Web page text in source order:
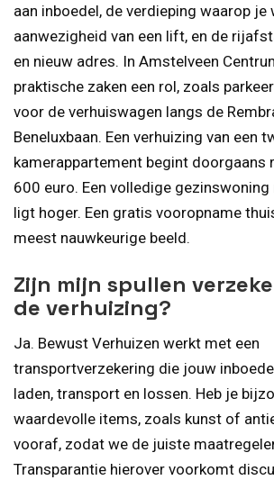
aan inboedel, de verdieping waarop je
aanwezigheid van een lift, en de
en nieuw adres. In Amstelveen
praktische zaken een rol, zoals
voor de verhuiswagen langs de
Beneluxbaan. Een verhuizing van een
kamerappartement begint doorgaans
600 euro. Een volledige
ligt hoger. Een gratis vooropname
meest nauwkeurige beeld.
Zijn mijn spullen
de verhuizing?
Ja. Bewust Verhuizen werkt met een
transportverzekering die jouw
laden, transport en lossen. Heb je
waardevolle items, zoals kunst of
vooraf, zodat we de juiste
Transparantie hierover voorkomt